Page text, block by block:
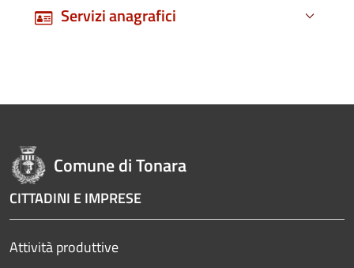
Servizi anagrafici
Comune di Tonara
CITTADINI E IMPRESE
Attività produttive